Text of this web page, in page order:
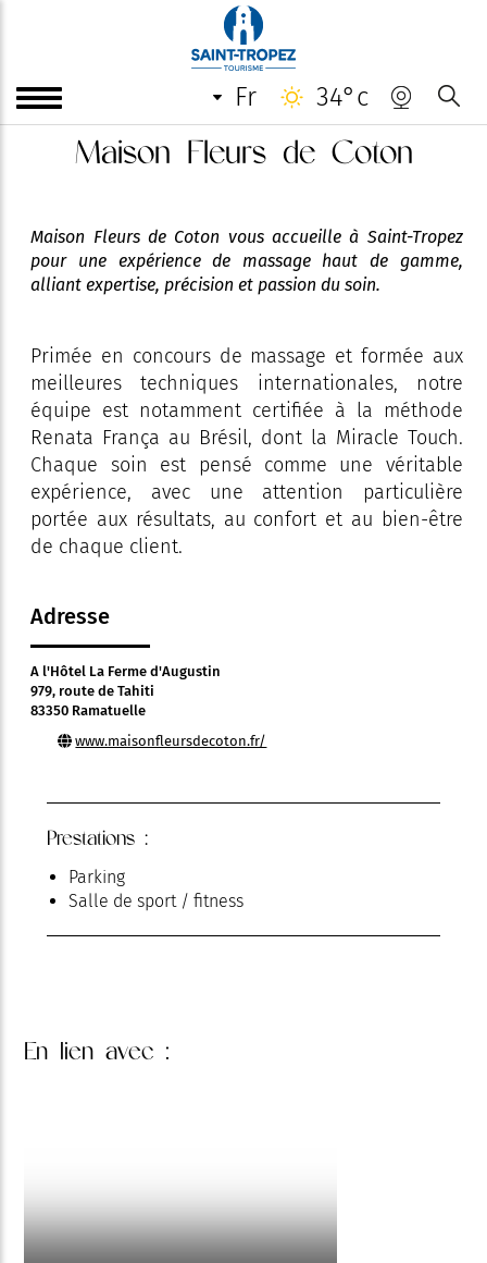
fr 34°c
Maison Fleurs de Coton
Maison Fleurs de Coton vous accueille à Saint-Tropez
pour une expérience de massage haut de gamme,
alliant expertise, précision et passion du soin.
Primée en concours de massage et formée aux
meilleures techniques internationales, notre
équipe est notamment certifiée à la méthode
Renata França au Brésil, dont la Miracle Touch.
Chaque soin est pensé comme une véritable
expérience, avec une attention particulière
portée aux résultats, au confort et au bien-être
de chaque client.
Adresse
A l'Hôtel La Ferme d'Augustin
979, route de Tahiti
83350 Ramatuelle
www.maisonfleursdecoton.fr/
Prestations :
Parking
Salle de sport / fitness
En lien avec :